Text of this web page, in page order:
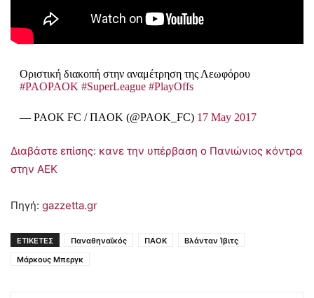
Οριστική διακοπή στην αναμέτρηση της Λεωφόρου
#PAOPAOK #SuperLeague #PlayOffs
— PAOK FC / ΠAOK (@PAOK_FC) 17 May 2017
Διαβάστε επίσης: κανε την υπέρβαση ο Πανιώνιος κόντρα
στην ΑΕΚ
Πηγή: gazzetta.gr
ΕΤΙΚΕΤΕΣ Παναθηναϊκός ΠΑΟΚ
Βλάνταν Ίβιτς
Μάρκους Μπεργκ